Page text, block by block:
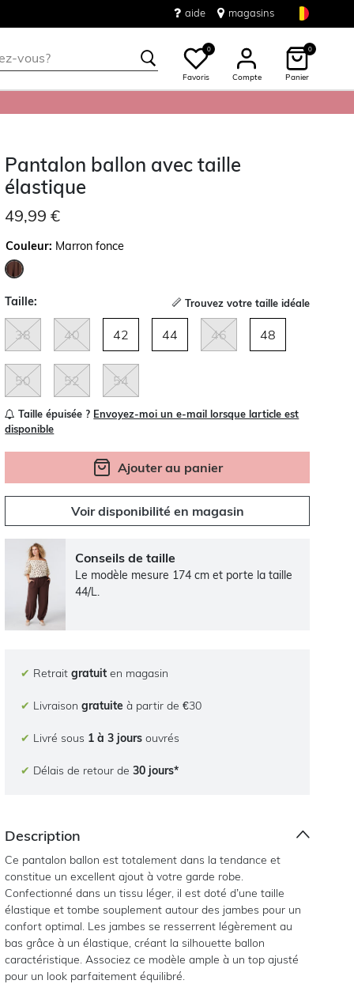
aide magasins
0
Favoris Compte
0
Panier
Pantalon ballon avec taille
élastique
49,99 €
Couleur: Marron fonce
Taille: Trouvez votre taille idéale
38 40 42 44 46 48
50 52 54
Taille épuisée ? Envoyez-moi un e-mail lorsque larticle est
disponible
Ajouter au panier
Voir disponibilité en magasin
Conseils de taille
Le modèle mesure 174 cm et porte la taille
44/L.
✔ Retraitgratuit en magasin
✔ Livraisongratuite à partir de €30
✔ Livré sous 1 à 3 jours ouvrés
✔ Délais de retour de30 jours*
Description
Ce pantalon ballon est totalement dans la tendance et
constitue un excellent ajout à votre garde robe.
Confectionné dans un tissu léger, il est doté d’une taille
élastique et tombe souplement autour des jambes pour un
confort optimal. Les jambes se resserrent légèrement au
bas grâce à un élastique, créant la silhouette ballon
caractéristique. Associez ce modèle ample à un top ajusté
pour un look parfaitement équilibré.